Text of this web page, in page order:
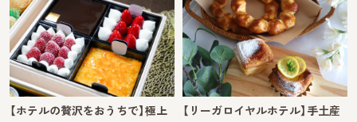
【ホテルの贅沢をおうちで】極上
【リーガロイヤルホテル】手土産